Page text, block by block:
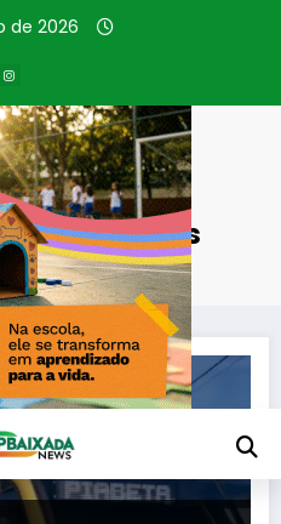
de 2026
Amarelinhos
Amarelinhos